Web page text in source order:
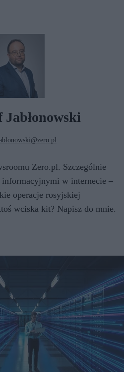
Zero.pl. Szczególnie
informacyjnymi w internecie –
operacje rosyjskiej
wciska kit? Napisz do mnie.